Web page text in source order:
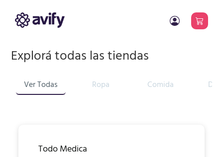
Explorá todas las tiendas
Ver Todas Ropa Comida
Todo Medica